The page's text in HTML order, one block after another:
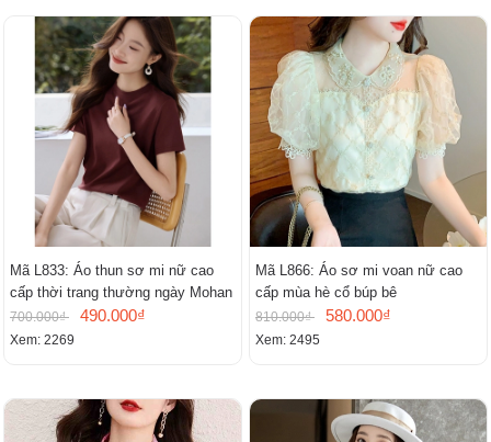
Mã L833: Áo thun sơ mi nữ cao
cấp thời trang thường ngày Mohan
700.000₫ 490.000₫
Xem: 2269
Mã L866: Áo sơ mi voan nữ cao
cấp mùa hè cổ búp bê
810.000₫ 580.000₫
Xem: 2495